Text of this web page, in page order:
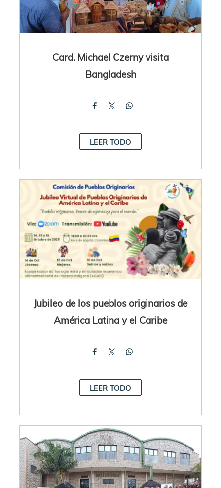
Card. Michael Czerny visita
Bangladesh
LEER TODO
Jubileo de los pueblos originarios de
América Latina y el Caribe
LEER TODO